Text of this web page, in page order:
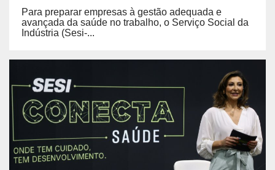
Para preparar empresas à gestão adequada e
avançada da saúde no trabalho, o Serviço Social da
Indústria (Sesi-...